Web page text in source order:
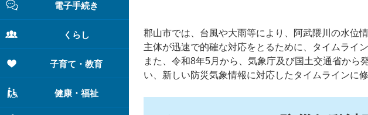
電子手続き
くらし
子育て・教育
健康・福祉
郡山市では、台風や大雨等により、阿武隈川の水位
主体が迅速で的確な対応をとるために、タイムライ
また、令和8年5月から、気象庁及び国土交通省から
い、新しい防災気象情報に対応したタイムラインに修